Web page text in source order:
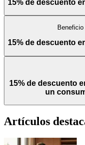
15% de descuento
Beneficio
15% de descuento
15% de descuento
un
Artículos